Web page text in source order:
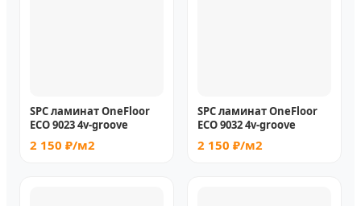
SPC ламинат OneFloor
ЕСО 9023 4v-groove
2 150 ₽/м2
SPC ламинат OneFloor
ЕСО 9032 4v-groove
2 150 ₽/м2